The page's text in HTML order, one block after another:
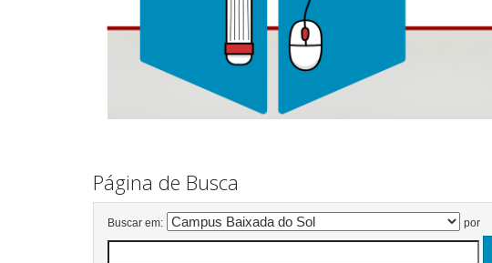
Página de Busca
Buscar em: por